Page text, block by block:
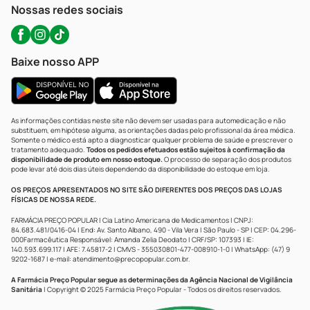
Nossas redes sociais
Baixe nosso APP
As informações contidas neste site não devem ser usadas para automedicação e não
substituem, em hipótese alguma, as orientações dadas pelo profissional da área médica.
Somente o médico está apto a diagnosticar qualquer problema de saúde e prescrever o
tratamento adequado. Todos os pedidos efetuados estão sujeitos à confirmação da
disponibilidade de produto em nosso estoque.O processo de separação dos produtos
pode levar até dois dias úteis dependendo da disponibilidade do estoque em loja.
OS PREÇOS APRESENTADOS NO SITE SÃO DIFERENTES DOS PREÇOS DAS LOJAS
FÍSICAS DE NOSSA REDE.
FARMÁCIA PREÇO POPULAR | Cia Latino Americana de Medicamentos | CNPJ:
84.683.481/0416-04 | End: Av. Santo Albano, 490 - Vila Vera | São Paulo - SP | CEP: 04.296-
000Farmacêutica Responsável: Amanda Zelia Deodato | CRF/SP: 107393 | IE:
140.593.699.117 | AFE: 7.45817-2 | CMVS - 355030801-477-008910-1-0 | WhatsApp: (47) 9
9202-1687 | e-mail: atendimento@precopopular.com.br.
A Farmácia Preço Popular segue as determinações da Agência Nacional de Vigilância
Sanitária | Copyright © 2025 Farmácia Preço Popular - Todos os direitos reservados.